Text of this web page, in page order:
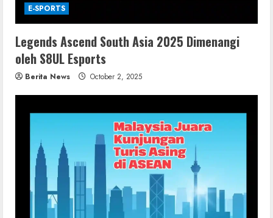
E-SPORTS
Legends Ascend South Asia 2025 Dimenangi
oleh S8UL Esports
Berita News October 2, 2025